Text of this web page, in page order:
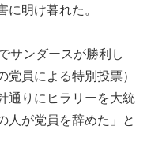
明け暮れた。
サンダースが勝利し
員による特別投票）
通りにヒラリーを大統
人が党員を辞めた」と